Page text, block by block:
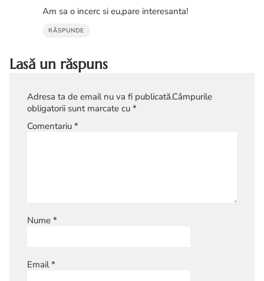
Am sa o incerc si eu,pare interesanta!
RĂSPUNDE
Lasă un răspuns
Adresa ta de email nu va fi publicată.Câmpurile
obligatorii sunt marcate cu *
Comentariu *
Nume *
Email*